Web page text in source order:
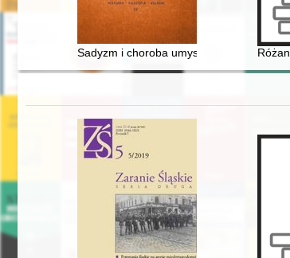
Sadyzm i choroba umysłowa w